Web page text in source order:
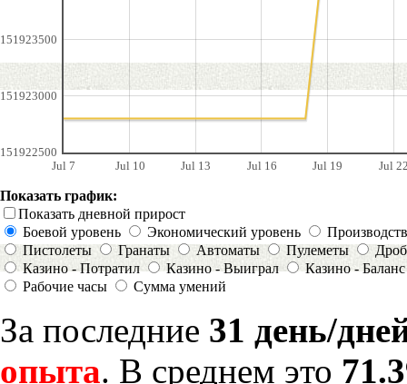
Jul 7 Jul 10 Jul 13 Jul 16 Jul 19 Jul
151922500
151923000
151923500
Показать график:
Показать дневной прирост
Боевой уровень
Экономический уровень
Пистолеты
Гранаты Автоматы Пулеметы
Казино - Потратил
Казино - Выиграл
Казино - Баланс
Рабочие часы
Сумма умений
За последние 31 день/
опыта. В среднем это